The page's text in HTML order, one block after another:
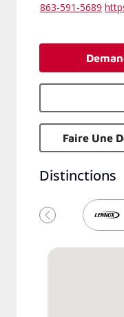
863-591-5689
Faire Une
Distinctions
Précédent